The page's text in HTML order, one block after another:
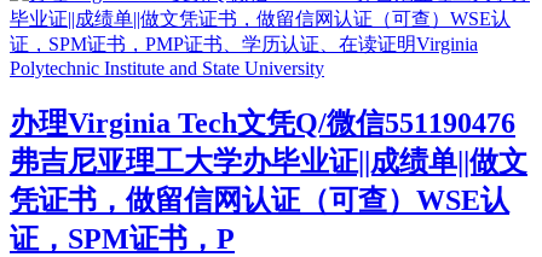
办理Virginia Tech文凭Q/微信551190476
弗吉尼亚理工大学办毕业证||成绩单||做文
凭证书，做留信网认证（可查）WSE认
证，SPM证书，P